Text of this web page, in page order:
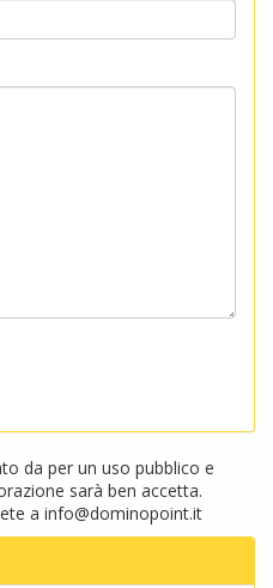
da per un uso pubblico e
sarà ben accetta.
a info@dominopoint.it